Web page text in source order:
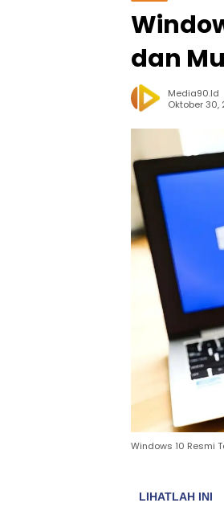
dan
Media90.id
Oktober 30,
Windows 10 Resmi